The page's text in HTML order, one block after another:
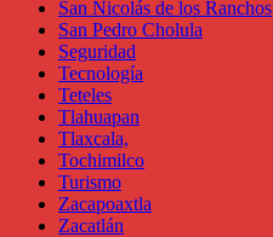
San Nicolás de los Ranchos
San Pedro Cholula
Seguridad
Tecnología
Teteles
Tlahuapan
Tlaxcala,
Tochimilco
Turismo
Zacapoaxtla
Zacatlán